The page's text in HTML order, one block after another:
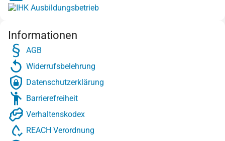
Informationen
AGB
Widerrufsbelehrung
Datenschutzerklärung
Barrierefreiheit
Verhaltenskodex
REACH Verordnung